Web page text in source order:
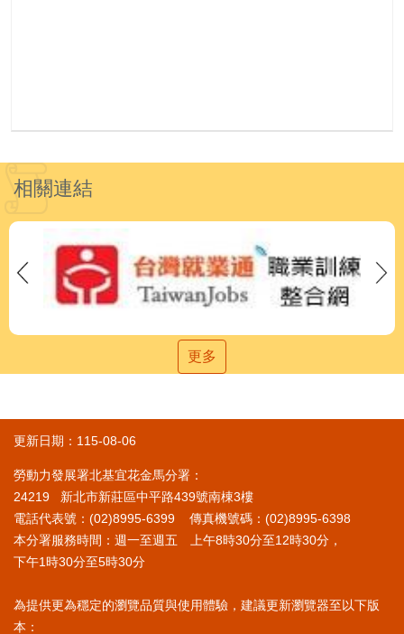
相關連結
更多
更新日期：115-08-06
勞動力發展署北基宜花金馬分署：
24219 新北市新莊區中平路439號南棟3樓
電話代表號：(02)8995-6399 傳真機號碼：(02)8995-6398
本分署服務時間：週一至週五 上午8時30分至12時30分，
下午1時30分至5時30分
為提供更為穩定的瀏覽品質與使用體驗，建議更新瀏覽器至以下版
本：